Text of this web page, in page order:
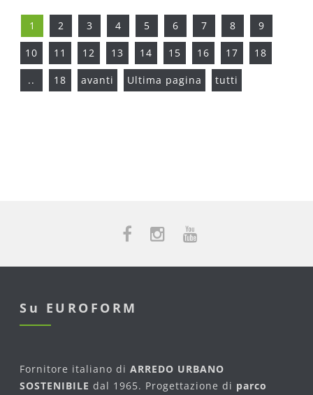
1 2 3 4 5 6 7 8 9
10 11 12 13 14 15 16 17 18
.. 18 avanti Ultima pagina tutti
Su EUROFORM
Fornitore italiano di ARREDO URBANO
SOSTENIBILE dal 1965. Progettazione di parco